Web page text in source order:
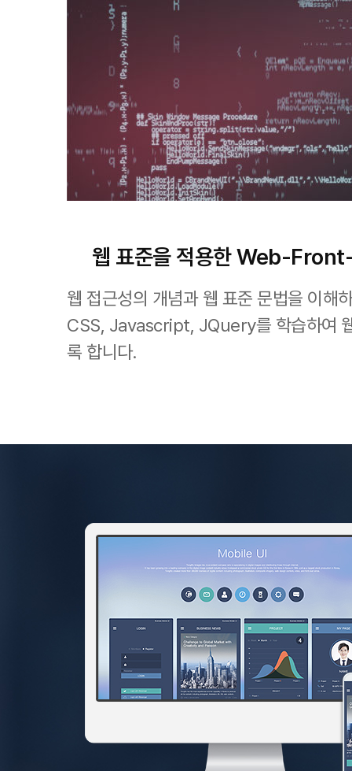
웹 표준을 적용한 Web-
웹 접근성의 개념과 웹 표준 문법을 이해
CSS, Javascript, JQuery를 학습하여
록 합니다.